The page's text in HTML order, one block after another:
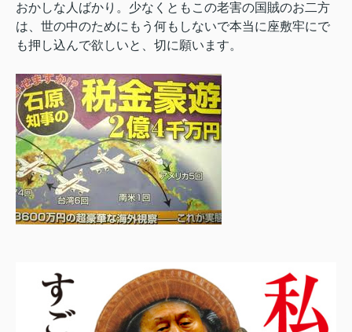
おかしな人ばかり。少なくともこの老害の国賊のお二方
は、世の中のためにもう何もしないで本当に座敷牢にで
も押し込んで欲しいと、切に願います。